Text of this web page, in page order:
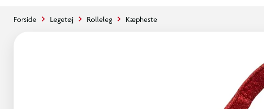
Forside Legetøj Rolleleg Kæpheste